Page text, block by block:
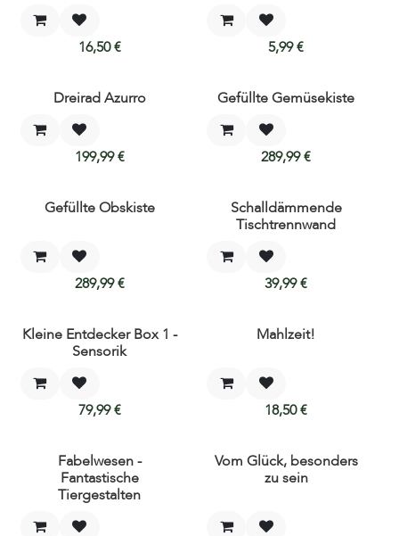
16,50€ 5,99€
Neu!Dreirad Azurro
199,99€
Neu!
Gefüllte Gemüsekiste
289,99€
Neu!Gefüllte Obskiste
289,99€
Neu!Schalldämmende
Tischtrennwand
39,99€
Neu!
Kleine Entdecker Box 1 -
Sensorik
79,99€
Mahlzeit!
18,50€
Fabelwesen -
Fantastische
Tiergestalten
Vom Glück, besonders
zu sein